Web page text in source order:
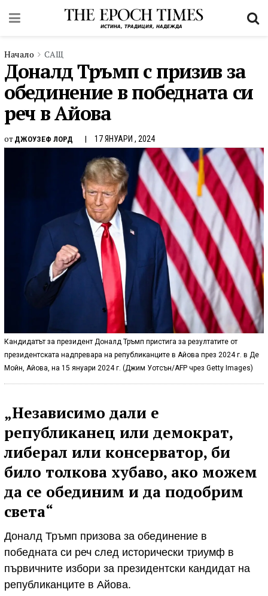
Начало САЩ
Доналд Тръмп с призив за
обединение в победната си
реч в Айова
от ДЖОУЗЕФ ЛОРД 17 ЯНУАРИ , 2024
Кандидатът за президент Доналд Тръмп пристига за резултатите от
президентската надпревара на републиканците в Айова през 2024 г. в Де
Мойн, Айова, на 15 януари 2024 г. (Джим Уотсън/AFP чрез Getty Images)
„Независимо дали е
републиканец или демократ,
либерал или консерватор, би
било толкова хубаво, ако можем
да се обединим и да подобрим
света“
Доналд Тръмп призова за обединение в
победната си реч след исторически триумф в
първичните избори за президентски кандидат на
републиканците в Айова.